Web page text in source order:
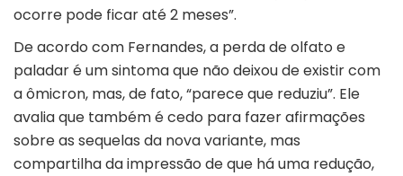
ocorre pode ficar até 2 meses”.
De acordo com Fernandes, a perda de olfato e
paladar é um sintoma que não deixou de existir com
a ômicron, mas, de fato, “parece que reduziu”. Ele
avalia que também é cedo para fazer afirmações
sobre as sequelas da nova variante, mas
compartilha da impressão de que há uma redução,